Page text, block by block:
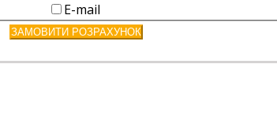
E-mail
ЗАМОВИТИ РОЗРАХУНОК